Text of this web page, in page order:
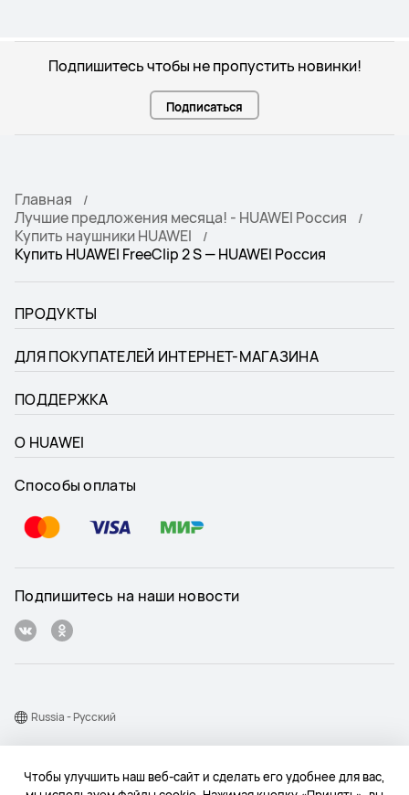
Чтобы улучшить наш веб-сайт и сделать его удобнее для вас,
Подпишитесь чтобы не пропустить новинки!
Подписаться
Главная
Лучшие предложения месяца! - HUAWEI Россия
Купить наушники HUAWEI
Купить HUAWEI FreeClip 2 S — HUAWEI Россия
ПРОДУКТЫ
ДЛЯ ПОКУПАТЕЛЕЙ ИНТЕРНЕТ-МАГАЗИНА
ПОДДЕРЖКА
О HUAWEI
Способы оплаты
Подпишитесь на наши новости
Условия использования веб-сайта
Russia - Pусский